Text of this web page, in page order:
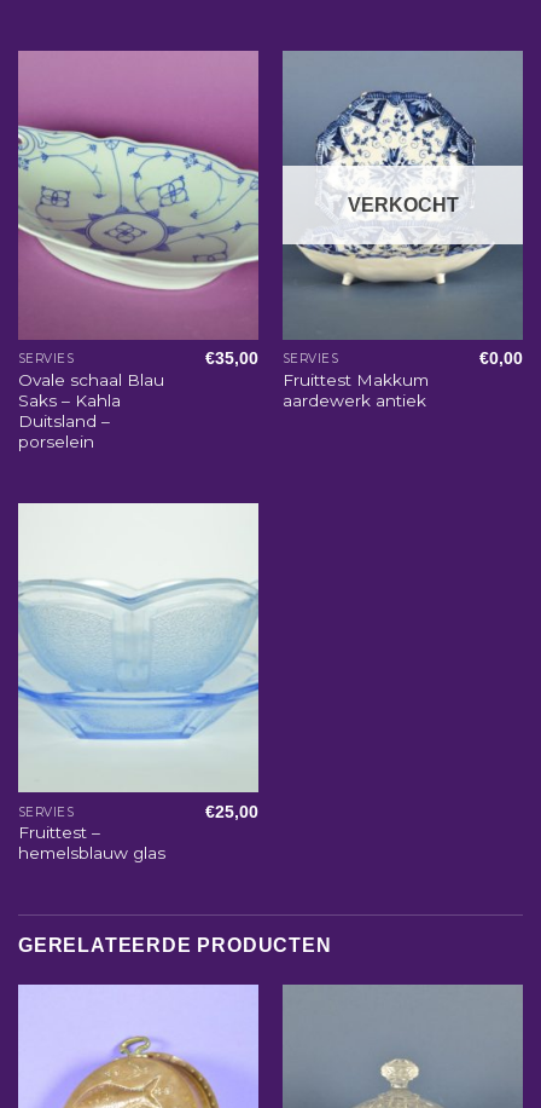
SERVIES
Ovale schaal Blau
Saks – Kahla
Duitsland –
porselein
€35,00
VERKOCHT
SERVIES
Fruittest Makkum
aardewerk antiek
€0,00
SERVIES
Fruittest –
hemelsblauw glas
€25,00
GERELATEERDE PRODUCTEN